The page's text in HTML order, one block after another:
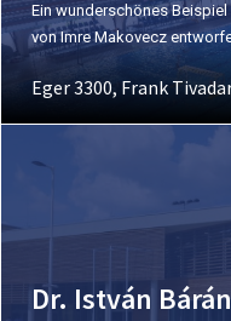
Ein wunderschönes
von Imre Makovecz
Eger 3300, Frank
Dr. István